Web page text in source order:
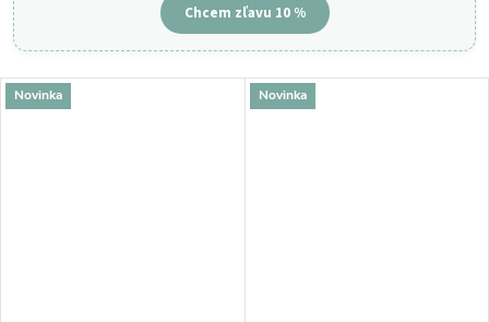
Chcem zľavu 10 %
Novinka Novinka